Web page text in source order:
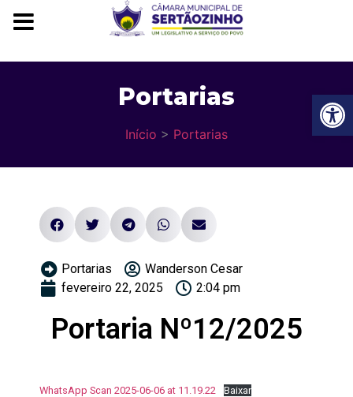
Portarias
Início > Portarias
Portarias
Wanderson Cesar
fevereiro 22, 2025
2:04 pm
Portaria Nº12/2025
WhatsApp Scan 2025-06-06 at 11.19.22 Baixar